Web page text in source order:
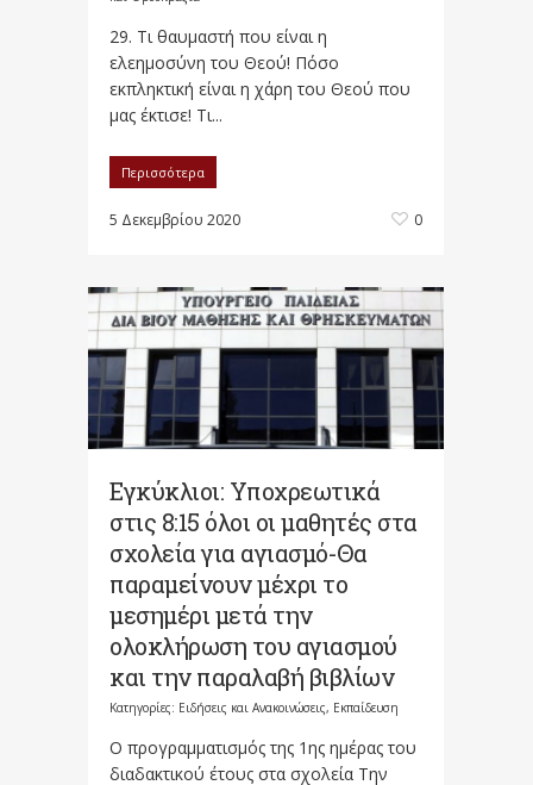
29. Τι θαυμαστή που είναι η
ελεημοσύνη του Θεού! Πόσο
εκπληκτική είναι η χάρη του Θεού που
μας έκτισε! Τι...
Περισσότερα
5 Δεκεμβρίου 2020 0
Εγκύκλιοι: Υποχρεωτικά
στις 8:15 όλοι οι μαθητές στα
σχολεία για αγιασμό-Θα
παραμείνουν μέχρι το
μεσημέρι μετά την
ολοκλήρωση του αγιασμού
και την παραλαβή βιβλίων
Κατηγορίες: Ειδήσεις και Ανακοινώσεις, Εκπαίδευση
Ο προγραμματισμός της 1ης ημέρας του
διαδακτικού έτους στα σχολεία Την